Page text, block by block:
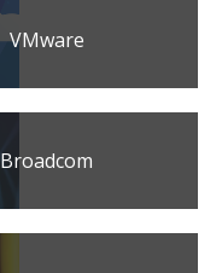
VMware
Broadcom